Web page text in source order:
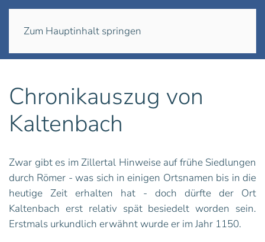
Zum Hauptinhalt springen
Chronikauszug von
Kaltenbach
Zwar gibt es im Zillertal Hinweise auf frühe Siedlungen
durch Römer - was sich in einigen Ortsnamen bis in die
heutige Zeit erhalten hat - doch dürfte der Ort
Kaltenbach erst relativ spät besiedelt worden sein.
Erstmals urkundlich erwähnt wurde er im Jahr 1150.